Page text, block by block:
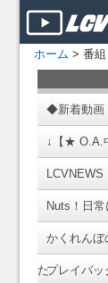
ホーム > 番
◆新着動画
↓【★ O.A.
LCVNEWS
Nuts！日
かくれん
たプレイバッ